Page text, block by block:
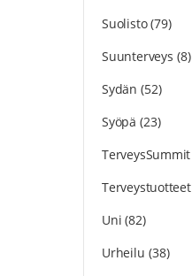
Suolisto(79)
Suunterveys (8)
Sydän (52)
Syöpä (23)
TerveysSummit
Terveystuotteet
Uni (82)
Urheilu (38)